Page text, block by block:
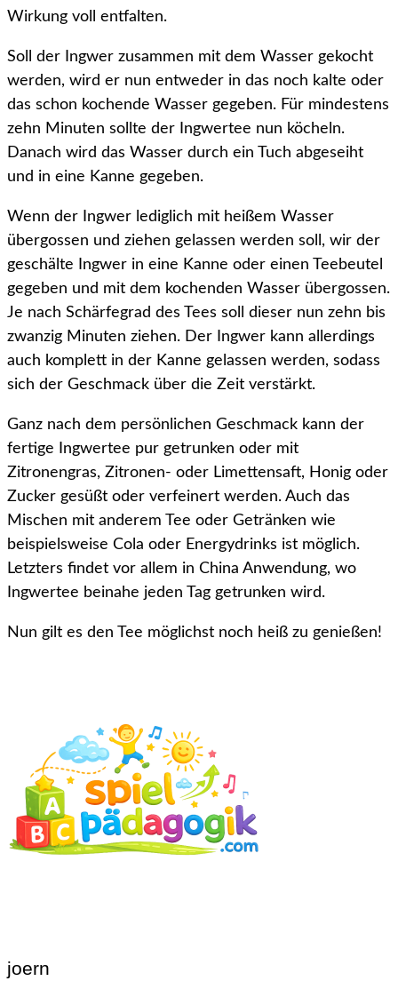
Wirkung voll entfalten.
Soll der Ingwer zusammen mit dem Wasser gekocht
werden, wird er nun entweder in das noch kalte oder
das schon kochende Wasser gegeben. Für mindestens
zehn Minuten sollte der Ingwertee nun köcheln.
Danach wird das Wasser durch ein Tuch abgeseiht
und in eine Kanne gegeben.
Wenn der Ingwer lediglich mit heißem Wasser
übergossen und ziehen gelassen werden soll, wir der
geschälte Ingwer in eine Kanne oder einen Teebeutel
gegeben und mit dem kochenden Wasser übergossen.
Je nach Schärfegrad des Tees soll dieser nun zehn bis
zwanzig Minuten ziehen. Der Ingwer kann allerdings
auch komplett in der Kanne gelassen werden, sodass
sich der Geschmack über die Zeit verstärkt.
Ganz nach dem persönlichen Geschmack kann der
fertige Ingwertee pur getrunken oder mit
Zitronengras, Zitronen- oder Limettensaft, Honig oder
Zucker gesüßt oder verfeinert werden. Auch das
Mischen mit anderem Tee oder Getränken wie
beispielsweise Cola oder Energydrinks ist möglich.
Letzters findet vor allem in China Anwendung, wo
Ingwertee beinahe jeden Tag getrunken wird.
Nun gilt es den Tee möglichst noch heiß zu genießen!
joern